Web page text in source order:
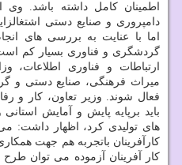
اطمینان كامل داشته باشد. وی
دامپروری و صنایع دستی
اما با عنایت به بررسی های
گردشگری و فناوری بسیار كم
ارتباطات و فناوری اطلاعات،
میراث فرهنگی، صنایع دستی و
فعال شوند. وزیر تعاون، كار و
باید برپایه پایش و آمایش
های تولیدی كرد، اظهار داشت:
كارآفرینان باتجربه هم جهت
كار آفرینان آزموده می توان